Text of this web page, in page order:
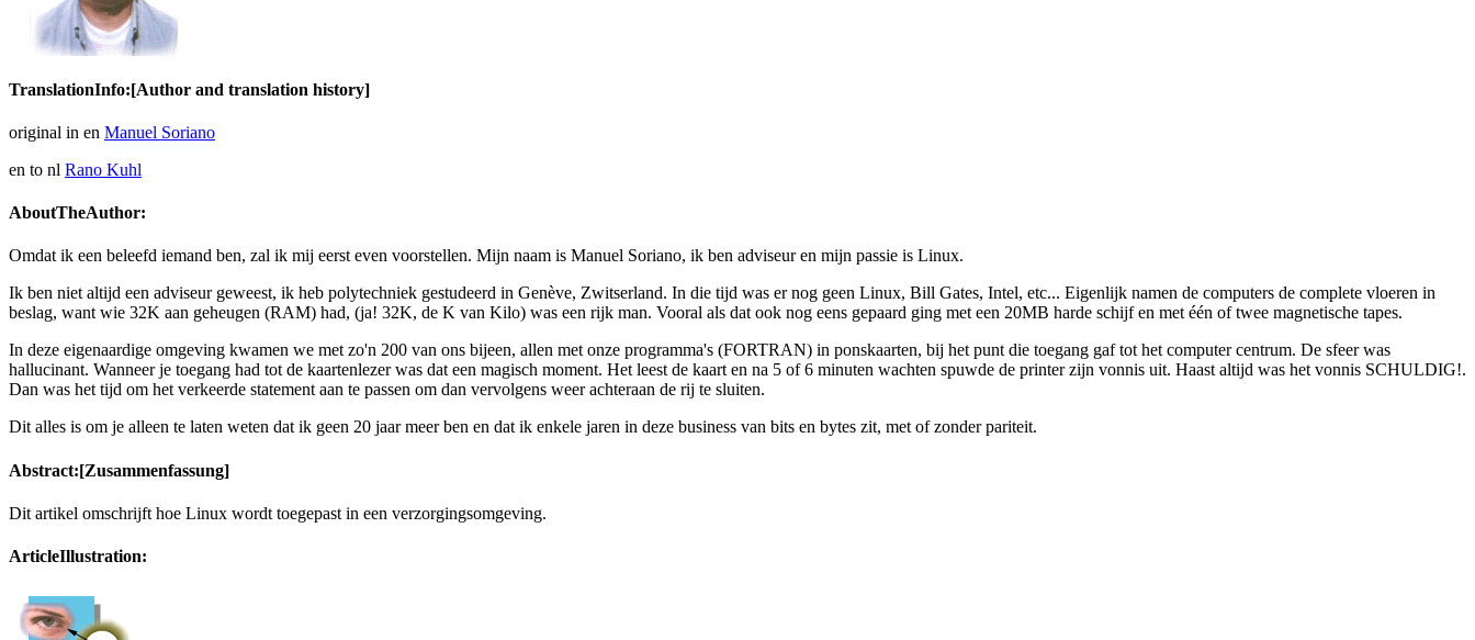
TranslationInfo:[Author and translation history]
original in en Manuel Soriano
en to nl Rano Kuhl
AboutTheAuthor:
Omdat ik een beleefd iemand ben, zal ik mij eerst even voorstellen. Mijn naam is Manuel Soriano, ik ben adviseur en mijn passie is Linux.
Ik ben niet altijd een adviseur geweest, ik heb polytechniek gestudeerd in Genève, Zwitserland. In die tijd was er nog geen Linux, Bill Gates, Intel, etc... Eigenlijk namen de computers de complete vloeren in
beslag, want wie 32K aan geheugen (RAM) had, (ja! 32K, de K van Kilo) was een rijk man. Vooral als dat ook nog eens gepaard ging met een 20MB harde schijf en met één of twee magnetische tapes.
In deze eigenaardige omgeving kwamen we met zo'n 200 van ons bijeen, allen met onze programma's (FORTRAN) in ponskaarten, bij het punt die toegang gaf tot het computer centrum. De sfeer was
hallucinant. Wanneer je toegang had tot de kaartenlezer was dat een magisch moment. Het leest de kaart en na 5 of 6 minuten wachten spuwde de printer zijn vonnis uit. Haast altijd was het vonnis SCHULDIG!.
Dan was het tijd om het verkeerde statement aan te passen om dan vervolgens weer achteraan de rij te sluiten.
Dit alles is om je alleen te laten weten dat ik geen 20 jaar meer ben en dat ik enkele jaren in deze business van bits en bytes zit, met of zonder pariteit.
Abstract:[Zusammenfassung]
Dit artikel omschrijft hoe Linux wordt toegepast in een verzorgingsomgeving.
ArticleIllustration: